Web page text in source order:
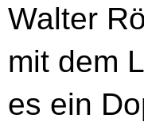
Walter
mit dem
es ein